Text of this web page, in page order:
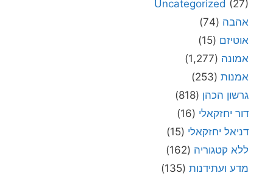
Uncategorized (27)
אהבה (74)
אוטיזם (15)
אמונה (1,277)
אמנות (253)
גרשון הכהן (818)
דור יחזקאלי (16)
דניאל יחזקאלי (15)
ללא קטגוריה (162)
מדע ועתידנות (135)